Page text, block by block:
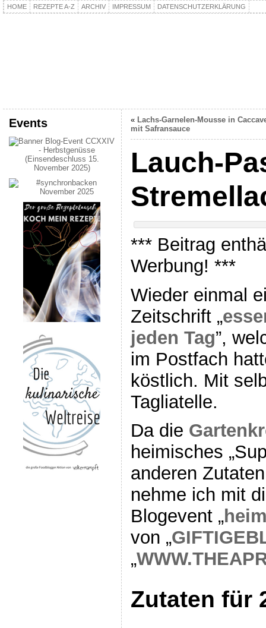
HOME REZEPTE A-Z ARCHIV IMPRESSUM DATENSCHUTZERKLÄRUNG
Events « Lachs-Garnelen-Mousse in
mit Safransauce
Lauch-
*** Beitrag
Werbung! ***
Wieder einmal
Zeitschrift „
jeden Tag”,
im Postfach
köstlich. Mit
Tagliatelle.
Da die
heimisches
anderen
nehme ich mit
Blogevent „
von „
„
Zutaten für